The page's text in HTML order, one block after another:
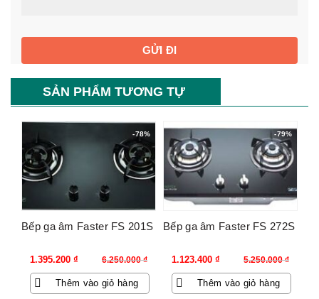
SẢN PHẨM TƯƠNG TỰ
-78%
Bếp ga âm Faster FS 201S
6.250.000₫
Giá
gốc
là:
1.395.200 ₫
Giá
hiện
tại
Thêm vào giỏ hàng
-79%
Bếp ga âm Faster FS 272S
5.250.000₫
Giá
gốc
là:
1.123.400 ₫
Giá
hiện
tại
Thêm vào giỏ hàng